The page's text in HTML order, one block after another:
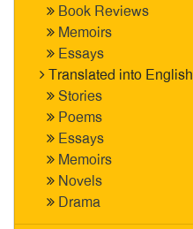
Book Reviews
Memoirs
Essays
Translated into English
Stories
Poems
Essays
Memoirs
Novels
Drama